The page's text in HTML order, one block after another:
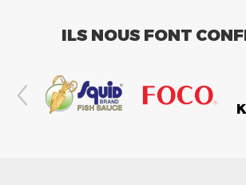
ILS NOUS FONT